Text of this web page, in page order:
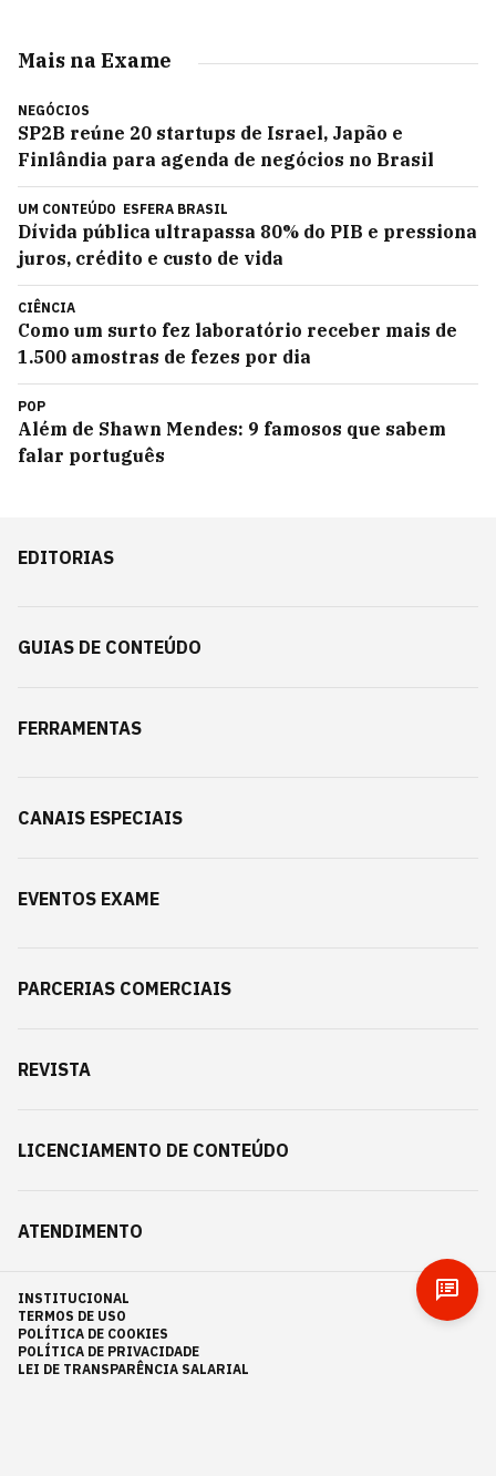
Mais na Exame
NEGÓCIOS
SP2B reúne 20 startups de Israel, Japão e
Finlândia para agenda de negócios no Brasil
UM CONTEÚDO ESFERA BRASIL
Dívida pública ultrapassa 80% do PIB e pressiona
juros, crédito e custo de vida
CIÊNCIA
Como um surto fez laboratório receber mais de
1.500 amostras de fezes por dia
POP
Além de Shawn Mendes: 9 famosos que sabem
falar português
EDITORIAS
GUIAS DE CONTEÚDO
FERRAMENTAS
CANAIS ESPECIAIS
EVENTOS EXAME
PARCERIAS COMERCIAIS
REVISTA
LICENCIAMENTO DE CONTEÚDO
ATENDIMENTO
INSTITUCIONAL
TERMOS DE USO
POLÍTICA DE COOKIES
POLÍTICA DE PRIVACIDADE
LEI DE TRANSPARÊNCIA SALARIAL